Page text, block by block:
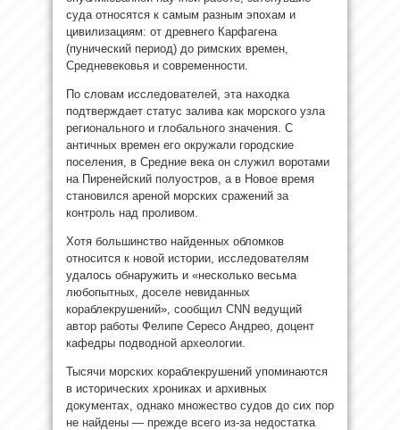
суда относятся к самым разным эпохам и
цивилизациям: от древнего Карфагена
(пунический период) до римских времен,
Средневековья и современности.
По словам исследователей, эта находка
подтверждает статус залива как морского узла
регионального и глобального значения. С
античных времен его окружали городские
поселения, в Средние века он служил воротами
на Пиренейский полуостров, а в Новое время
становился ареной морских сражений за
контроль над проливом.
Хотя большинство найденных обломков
относится к новой истории, исследователям
удалось обнаружить и «несколько весьма
любопытных, доселе невиданных
кораблекрушений», сообщил CNN ведущий
автор работы Фелипе Сересо Андрео, доцент
кафедры подводной археологии.
Тысячи морских кораблекрушений упоминаются
в исторических хрониках и архивных
документах, однако множество судов до сих пор
не найдены — прежде всего из-за недостатка